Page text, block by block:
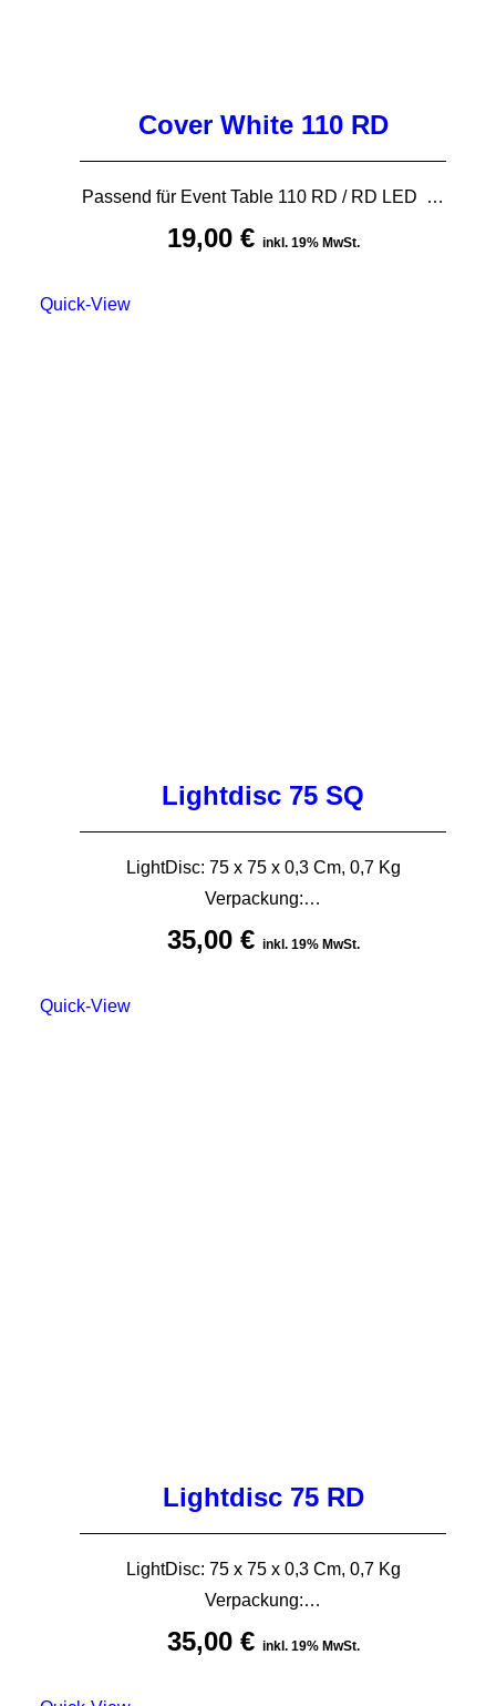
Cover White 110 RD
Passend für Event Table 110 RD / RD LED …
19,00 € inkl. 19% MwSt.
Quick-View
Lightdisc 75 SQ
LightDisc: 75 x 75 x 0,3 Cm, 0,7 Kg
Verpackung:…
35,00 € inkl. 19% MwSt.
Quick-View
Lightdisc 75 RD
LightDisc: 75 x 75 x 0,3 Cm, 0,7 Kg
Verpackung:…
35,00 € inkl. 19% MwSt.